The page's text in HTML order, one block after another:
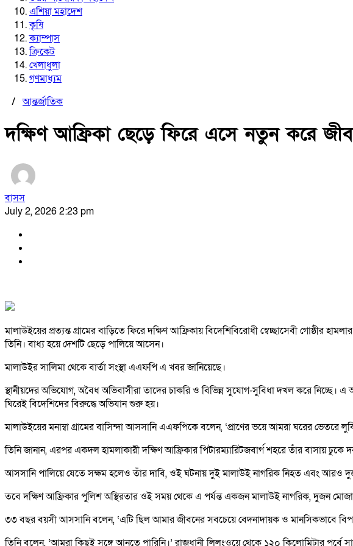
এশিয়া মহাদেশ
কৃষি
ক্যাম্পাস
ক্রিকেট
খেলাধুলা
গণমাধ্যম
/আন্তর্জাতিক
দক্ষিণ আফ্রিকা ছেড়ে ফিরে এসে নতুন করে
বাসস
July 2, 2026 2:23 pm
মালাউইয়ের প্রত্যন্ত গ্রামের বাড়িতে ফিরে দক্ষিণ আফ্রিকায় বিদেশিবিরোধী স্বেচ্ছাসেবী
তিনি। বাধ্য হয়ে দেশটি ছেড়ে পালিয়ে আসেন।
মালাউইর সালিমা থেকে বার্তা সংস্থা এএফপি এ খবর জানিয়েছে।
স্থানীয়দের অভিযোগ, অবৈধ অভিবাসীরা তাদের চাকরি ও বিভিন্ন সুযোগ-সুবিধা দখল করে নিচ্ছে।
ঘিরেই বিদেশিদের বিরুদ্ধে অভিযান শুরু হয়।
মালাউইয়ের মনাম্বা গ্রামের বাসিন্দা আসসানি এএফপিকে বলেন, ‘প্রাণের ভয়ে আমরা ঘরের ভেতরে
তিনি জানান, এরপর একদল হামলাকারী দক্ষিণ আফ্রিকার পিটারম্যারিটজবার্গ শহরে তাঁর বাসায় ঢুকে
আসসানি পালিয়ে যেতে সক্ষম হলেও তাঁর দাবি, ওই ঘটনায় দুই মালাউই নাগরিক নিহত এবং আরও
তবে দক্ষিণ আফ্রিকার পুলিশ অস্থিরতার ওই সময় থেকে এ পর্যন্ত একজন মালাউই নাগরিক, দুজন
৩৩ বছর বয়সী আসসানি বলেন, ‘এটি ছিল আমার জীবনের সবচেয়ে বেদনাদায়ক ও মানসিকভাবে
তিনি বলেন, ‘আমরা কিছুই সঙ্গে আনতে পারিনি।’ রাজধানী লিলংওয়ে থেকে ১২০ কিলোমিটার পূর্বে